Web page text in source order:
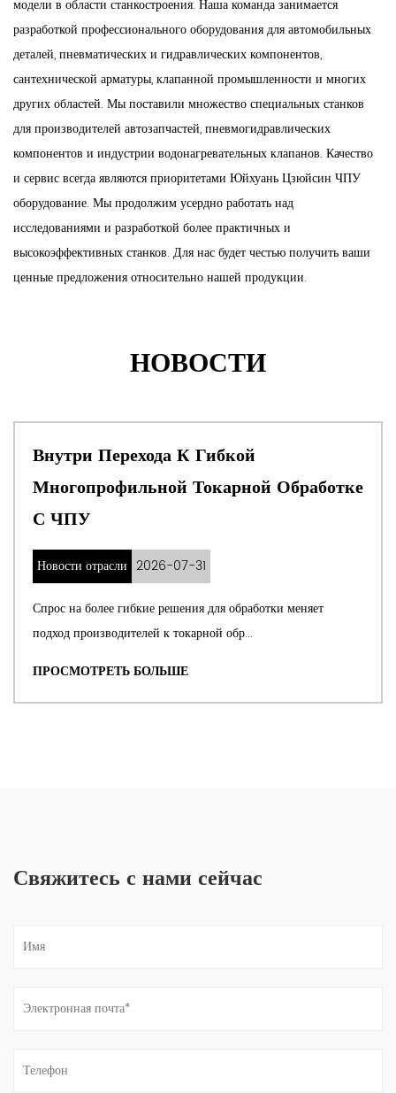
модели в области станкостроения. Наша команда занимается
разработкой профессионального оборудования для автомобильных
деталей, пневматических и гидравлических компонентов,
сантехнической арматуры, клапанной промышленности и многих
других областей. Мы поставили множество специальных станков
для производителей автозапчастей, пневмогидравлических
компонентов и индустрии водонагревательных клапанов. Качество
и сервис всегда являются приоритетами Юйхуань Цзюйсин ЧПУ
оборудование. Мы продолжим усердно работать над
исследованиями и разработкой более практичных и
высокоэффективных станков. Для нас будет честью получить ваши
ценные предложения относительно нашей продукции.
НОВОСТИ
Внутри Перехода К Гибкой
Многопрофильной Токарной Обработке
С ЧПУ
Новости отрасли 2026-07-31
Спрос на более гибкие решения для обработки меняет
подход производителей к токарной обр...
ПРОСМОТРЕТЬ БОЛЬШЕ
Свяжитесь с нами сейчас